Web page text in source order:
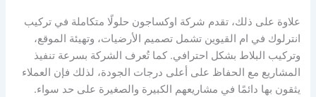
علاوة على ذلك، تقدم شركة اوكساجون حلولًا متكاملة في تركيب
انترلوك في ام القيوين تشمل تصميم الأرضيات، وتهيئة الموقع،
وتركيب البلاط بشكل احترافي. كما تُعرف الشركة بسرعة تنفيذ
المشاريع مع الحفاظ على أعلى درجات الجودة، لذلك فإن العملاء
يثقون بها دائمًا في مشاريعهم الكبيرة والصغيرة على حد سواء.